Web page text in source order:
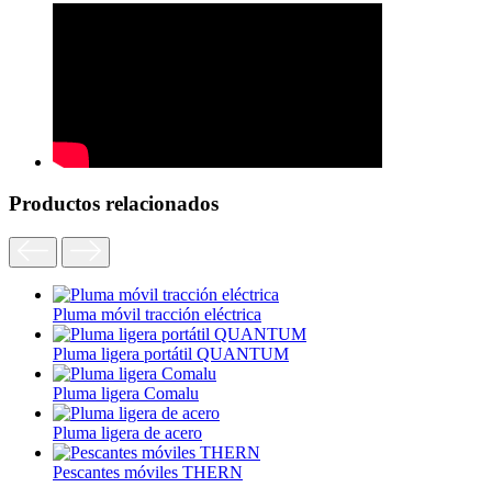
Productos relacionados
Pluma móvil tracción eléctrica
Pluma ligera portátil QUANTUM
Pluma ligera Comalu
Pluma ligera de acero
Pescantes móviles THERN